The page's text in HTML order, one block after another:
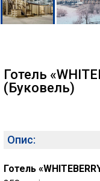
Готель
(Буковель)
Опис:
Готель